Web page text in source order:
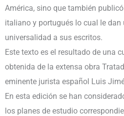
América, sino que también
italiano y portugués lo cual le dan
universalidad a sus escritos.
Este texto es el resultado de una
obtenida de la extensa obra
eminente jurista español Luis
En esta edición se han
los planes de estudio